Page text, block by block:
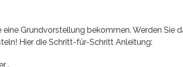
Grundvorstellung bekommen. Werden Sie
Hier die Schritt-für-Schritt Anleitung:
.